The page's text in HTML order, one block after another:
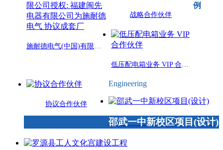
战略合作伙伴
协议合作伙伴
例
Engineering
邵武一中新校区项目(设计)